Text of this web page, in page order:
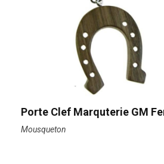
Porte Clef Marquterie GM
Mousqueton